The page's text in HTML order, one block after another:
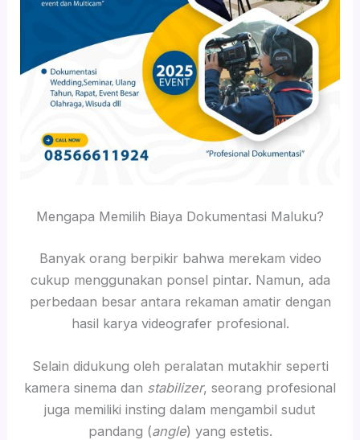
Mengapa Memilih Biaya Dokumentasi Maluku?
Banyak orang berpikir bahwa merekam video
cukup menggunakan ponsel pintar. Namun, ada
perbedaan besar antara rekaman amatir dengan
hasil karya videografer profesional.
Selain didukung oleh peralatan mutakhir seperti
kamera sinema dan stabilizer, seorang profesional
juga memiliki insting dalam mengambil sudut
pandang (angle) yang estetis.